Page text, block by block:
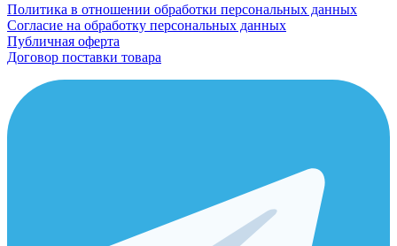
Политика в отношении обработки персональных данных
Согласие на обработку персональных данных
Публичная оферта
Договор поставки товара